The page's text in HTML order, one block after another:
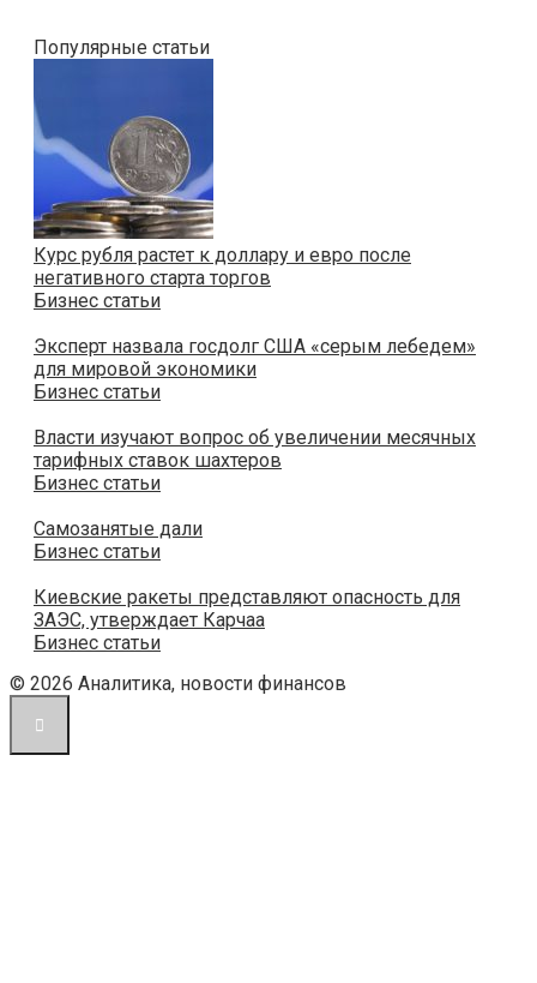
Популярные статьи
Курс рубля растет к доллару и евро после
негативного старта торгов
Бизнес статьи
Эксперт назвала госдолг США «серым лебедем»
для мировой экономики
Бизнес статьи
Власти изучают вопрос об увеличении месячных
тарифных ставок шахтеров
Бизнес статьи
Самозанятые дали
Бизнес статьи
Киевские ракеты представляют опасность для
ЗАЭС, утверждает Карчаа
Бизнес статьи
© 2026 Аналитика, новости финансов